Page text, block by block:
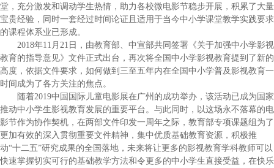
堂，充分激发和调动学生热情，助力各校微电影节稳步开展，积累了大量
宝贵经验，同时一套经过时间论证且适用于当今中小学课堂教学实践要求
的课程体系业已形成。
2018年11月21日，由教育部、中宣部共同签署《关于加强中小学影视
教育的指导意见》文件正式出台，再次将全国中小学影视教育提到了新的
高度，依据文件要求，如何做到三至五年内在全国中小学普及影视教育一
时间成为了各方关注的焦点。
随着2019中国国际儿童电影展在广州的成功举办，该活动已成为国家
推动中小学生影视教育发展的重要平台。与此同时，以这场永不落幕的电
影节作为协作契机，在两部文件印发一周年之际，教育部专项课题组为了
更加有效的深入贯彻重要文件精神，集中优质基础教育资源，积极推
动“十二五”研究成果的全国落地，未来将让更多的影视教育学科教师可以
快速掌握切实可行的基础教学方法和令更多的中小学生直接受益，在快乐